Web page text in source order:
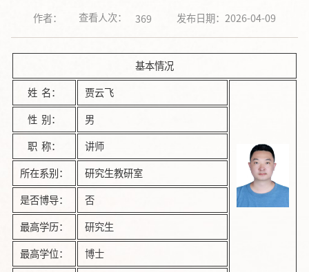
作者： 查看人次： 369 发布日期：2026-04-09
基本情况
姓 名：
贾云飞
性 别：
男
职 称：
讲师
所在系别：
研究生教研室
是否博导：
否
最高学历：
研究生
最高学位：
博士